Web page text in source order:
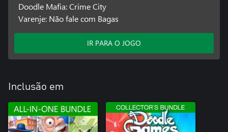
Doodle Mafia: Crime City
Varenje: Não fale com Bagas
IR PARA O JOGO
Inclusão em